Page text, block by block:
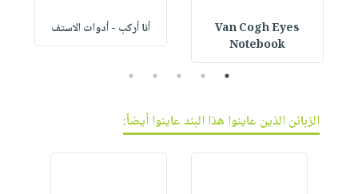
Van Cogh Eyes
Notebook
أنا أركب - أدوات الاستف
1
2
3
4
5
الزبائن الذين عاينوا هذا البند عاينوا أيضاً: